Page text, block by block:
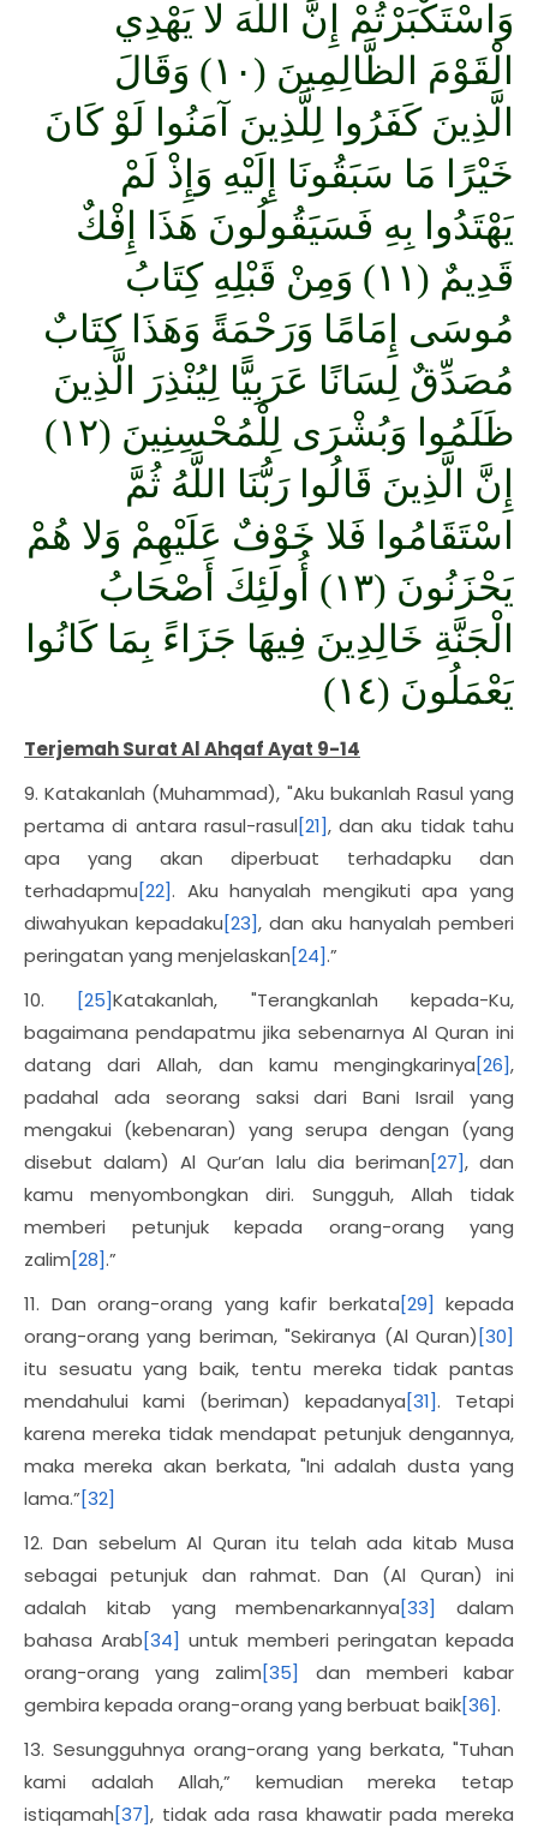
وَاسْتَكْبَرْتُمْ إِنَّ اللَّهَ لا يَهْدِي
الْقَوْمَ الظَّالِمِينَ (١٠) وَقَالَ
الَّذِينَ كَفَرُوا لِلَّذِينَ آمَنُوا لَوْ كَانَ
خَيْرًا مَا سَبَقُونَا إِلَيْهِ وَإِذْ لَمْ
يَهْتَدُوا بِهِ فَسَيَقُولُونَ هَذَا إِفْكٌ
قَدِيمٌ (١١) وَمِنْ قَبْلِهِ كِتَابُ
مُوسَى إِمَامًا وَرَحْمَةً وَهَذَا كِتَابٌ
مُصَدِّقٌ لِسَانًا عَرَبِيًّا لِيُنْذِرَ الَّذِينَ
ظَلَمُوا وَبُشْرَى لِلْمُحْسِنِينَ (١٢)
إِنَّ الَّذِينَ قَالُوا رَبُّنَا اللَّهُ ثُمَّ
اسْتَقَامُوا فَلا خَوْفٌ عَلَيْهِمْ وَلا هُمْ
يَحْزَنُونَ (١٣) أُولَئِكَ أَصْحَابُ
الْجَنَّةِ خَالِدِينَ فِيهَا جَزَاءً بِمَا كَانُوا
يَعْمَلُونَ (١٤)
Terjemah Surat Al Ahqaf Ayat 9-14
9. Katakanlah (Muhammad), "Aku bukanlah Rasul yang
pertama di antara rasul-rasul[21], dan aku tidak tahu
apa yang akan diperbuat terhadapku dan
terhadapmu[22]. Aku hanyalah mengikuti apa yang
diwahyukan kepadaku[23], dan aku hanyalah pemberi
peringatan yang menjelaskan[24].”
10.
[25]Katakanlah, "Terangkanlah kepada-Ku,
bagaimana pendapatmu jika sebenarnya Al Quran ini
datang dari Allah, dan kamu mengingkarinya[26],
padahal ada seorang saksi dari Bani Israil yang
mengakui (kebenaran) yang serupa dengan (yang
disebut dalam) Al Qur’an lalu dia beriman[27], dan
kamu menyombongkan diri. Sungguh, Allah tidak
memberi petunjuk kepada orang-orang yang
zalim[28].”
11. Dan orang-orang yang kafir berkata[29] kepada
orang-orang yang beriman, "Sekiranya (Al Quran) [30]
itu sesuatu yang baik, tentu mereka tidak pantas
mendahului kami (beriman) kepadanya[31]. Tetapi
karena mereka tidak mendapat petunjuk dengannya,
maka mereka akan berkata, "Ini adalah dusta yang
lama.”[32]
12. Dan sebelum Al Quran itu telah ada kitab Musa
sebagai petunjuk dan rahmat. Dan (Al Quran) ini
adalah kitab yang membenarkannya[33]
dalam
bahasa Arab[34] untuk memberi peringatan kepada
orang-orang yang zalim[35]
dan memberi kabar
gembira kepada orang-orang yang berbuat baik[36].
13. Sesungguhnya orang-orang yang berkata, "Tuhan
kami adalah Allah,” kemudian mereka tetap
istiqamah[37], tidak ada rasa khawatir pada mereka